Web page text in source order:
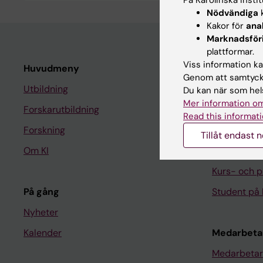
Huvudmeny
Utbildning
Forskarutbildning
Forskning
Om KI
På gång
Nyheter
Kalender
Student
Ladok
Canvas
Schema
Kurs- och
Student på
Nödvändiga
Kakor för
plattformar.
Viss information
Genom att
Du kan när som
Mer information
Read this
Tillåt endast